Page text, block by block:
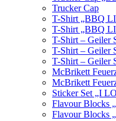
Trucker Cap
T-Shirt „BBQ
T-Shirt „BBQ
T-Shirt – Geiler
T-Shirt – Geiler
T-Shirt – Geiler
McBrikett
McBrikett
Sticker Set „I
Flavour Blocks
Flavour Blocks